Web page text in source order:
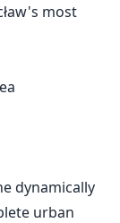
most
dynamically
urban